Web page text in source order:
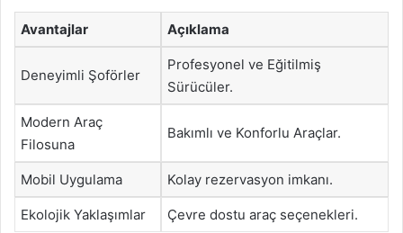
Avantajlar Açıklama
Deneyimli Şoförler
Profesyonel ve Eğitilmiş
Sürücüler.
Modern Araç
Filosuna
Bakımlı ve Konforlu Araçlar.
Mobil Uygulama Kolay rezervasyon imkanı.
Ekolojik Yaklaşımlar Çevre dostu araç seçenekleri.